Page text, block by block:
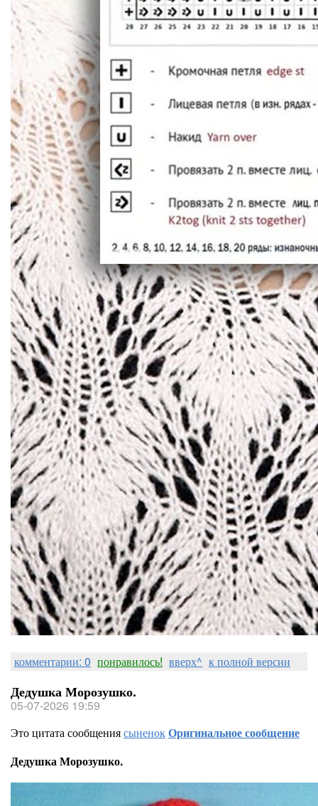
комментарии: 0 понравилось! вверх^ к полной версии
Дедушка Морозушко.
05-07-2026 19:59
Это цитата сообщениясыненокОригинальное сообщение
Дедушка Морозушко.